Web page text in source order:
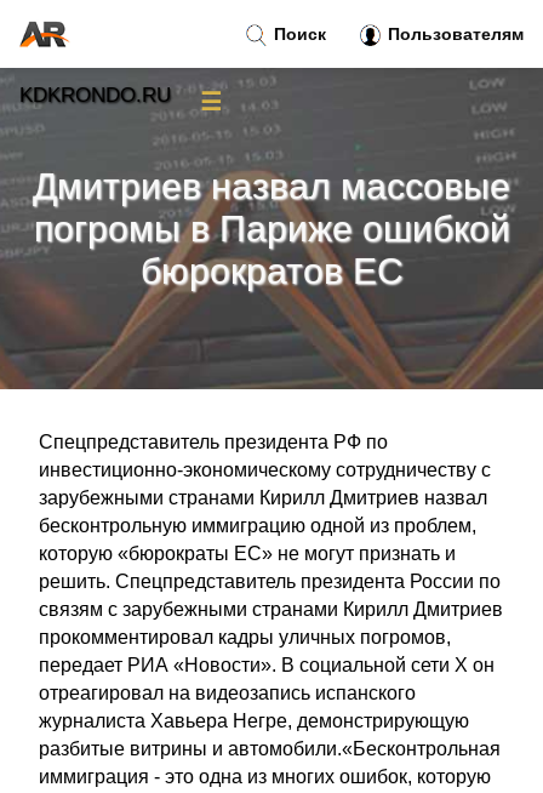
Дмитриев назвал массовые
погромы в Париже ошибкой
бюрократов ЕС
Спецпредставитель президента РФ по
инвестиционно-экономическому сотрудничеству с
зарубежными странами Кирилл Дмитриев назвал
бесконтрольную иммиграцию одной из проблем,
которую «бюрократы ЕС» не могут признать и
решить. Спецпредставитель президента России по
связям с зарубежными странами Кирилл Дмитриев
прокомментировал кадры уличных погромов,
передает РИА «Новости». В социальной сети X он
отреагировал на видеозапись испанского
журналиста Хавьера Негре, демонстрирующую
разбитые витрины и автомобили.«Бесконтрольная
иммиграция - это одна из многих ошибок, которую
Поиск Пользователям
KDKRONDO.RU ☰
Тренды новостей»
Правила»